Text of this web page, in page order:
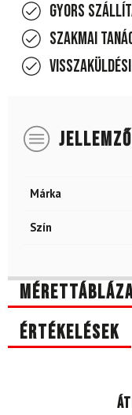
Gyors
Szakmai
Márka
Szín
Értékelések